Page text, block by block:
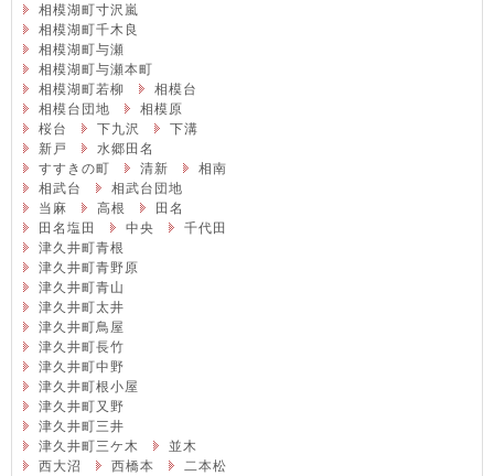
相模湖町寸沢嵐
相模湖町千木良
相模湖町与瀬
相模湖町与瀬本町
相模湖町若柳
相模台
相模台団地
相模原
桜台
下九沢
下溝
新戸
水郷田名
すすきの町
清新
相南
相武台
相武台団地
当麻
高根
田名
田名塩田
中央
千代田
津久井町青根
津久井町青野原
津久井町青山
津久井町太井
津久井町鳥屋
津久井町長竹
津久井町中野
津久井町根小屋
津久井町又野
津久井町三井
津久井町三ケ木
並木
西大沼
西橋本
二本松